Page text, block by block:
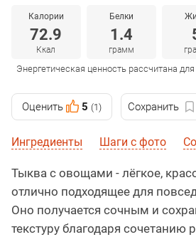
Калории
72.9
Ккал
Белки
1.4
грамм
Энергетическая ценность рассчитана
Оценить 5 (1) Сохранить
Ингредиенты Шаги с фото
Тыква с овощами - лёгкое,
отлично подходящее для
Оно получается сочным и
текстуру благодаря сочетанию